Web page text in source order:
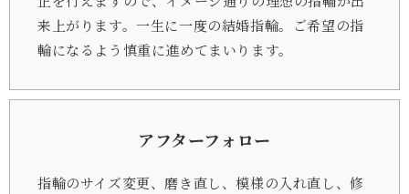
来上がります。一生に一度の結婚指輪。ご希望の指
輪になるよう慎重に進めてまいります。
アフターフォロー
指輪のサイズ変更、磨き直し、模様の入れ直し、修